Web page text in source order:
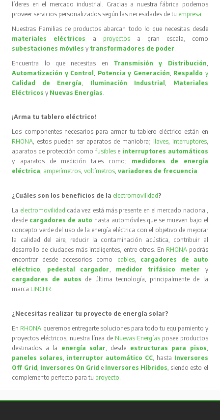
líderes en el mercado industrial. Gracias a nuestra fábrica podemos
proveer servicios personalizados según las necesidades de tu empresa.
Nuestras Familias de productos abarcan todo lo que necesitas desde
materiales eléctricos
a proyectos
a gran escala, como
subestaciones móvilesy transformadores de poder.
Encuentra lo que necesitas en Transmisión y Distribución,
Automatización y Control, Potencia y Generación, Respaldo y
Calidad de Energía, Iluminación Industrial , Materiales
Eléctricos y Nuevas Energías.
¡Arma tu tablero eléctrico!
Los componentes necesarios para armar tu tablero eléctrico están en
RHONA, estos pueden ser aparatos de maniobra; llaves, interruptores,
aparatos de protección comofusibles e interruptores automáticos
y aparatos de medición tales como; medidores de energía
eléctrica, amperímetros,voltímetros,variadores de frecuencia.
¿Cuáles son los beneficios de la electromovilidad ?
La electromovilidad cada vez está más presente en el mercado nacional,
desde cargadores de auto hasta automóviles que se mueven bajo el
concepto verde del uso de la energía eléctrica con el objetivo de mejorar
la calidad del aire, reducir la contaminación acústica, contribuir al
desarrollo de ciudades más inteligentes, entre otros. En RHONA podrás
encontrar desde accesorios como cables, cargadores de auto
eléctrico, pedestal cargador, medidor trifásico meter
y
cargadores de autos de última tecnología, principalmente de la
marca LINCHR.
¿Necesitas realizar tu proyecto de energía solar?
En RHONA queremos entregarte soluciones para todo tu equipamiento y
proyectos eléctricos, nuestra línea de Nuevas Energíasposee productos
destinados a la energía solar, desde estructuras para pisos,
paneles solares, interruptor automático CC, hasta Inversores
Off Grid, Inversores On Grid e Inversores Híbridos, siendo esto el
complemento perfecto para tu proyecto.